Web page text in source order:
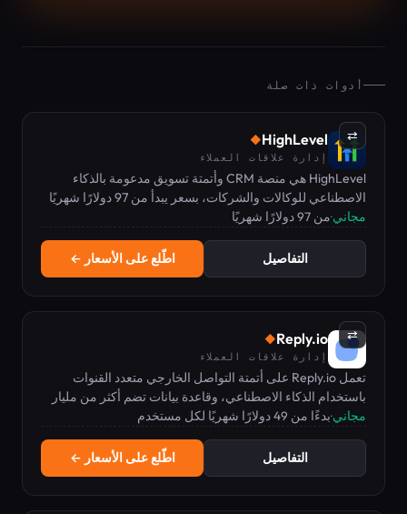
أدوات ذات صلة
⇄
HighLevel
◆
إدارة علاقات العملاء
HighLevel هي منصة CRM وأتمتة تسويق مدعومة بالذكاء
الاصطناعي للوكالات والشركات، بسعر يبدأ من 97 دولارًا شهريًا
مع نسخة تجريبية مجانية لمدة 14 يومًا.
مجاني·من 97 دولارًا شهريًا
التفاصيل اطّلع على الأسعار ←
⇄
Reply.io
◆
إدارة علاقات العملاء
تعمل Reply.io على أتمتة التواصل الخارجي متعدد القنوات
باستخدام الذكاء الاصطناعي، وقاعدة بيانات تضم أكثر من مليار
جهة اتصال، وأدوات مدمجة لتحسين إمكانية تسليم البريد
مجاني·بدءًا من 49 دولارًا شهريًا لكل مستخدم
التفاصيل اطّلع على الأسعار ←